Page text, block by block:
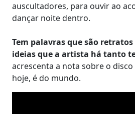
auscultadores, para ouvir ao
dançar noite dentro.
Tem palavras que são
ideias que a artista há tanto
acrescenta a nota sobre o
hoje, é do mundo.